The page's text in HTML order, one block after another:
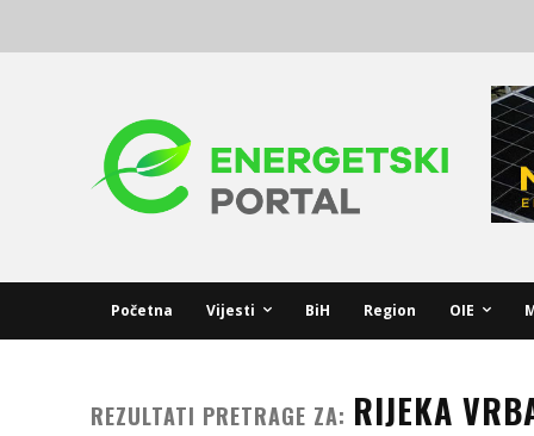
Početna Vijesti BiH Region OIE
REZULTATI PRETRAGE ZA: RIJEKA